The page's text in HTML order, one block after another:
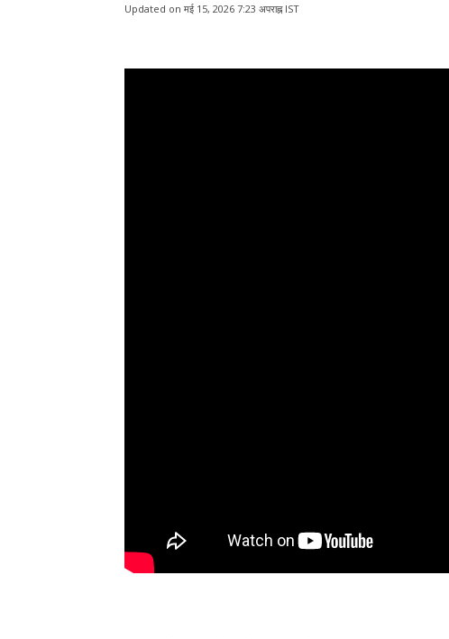
Updated on मई 15, 2026 7:23 अपराह्न IST